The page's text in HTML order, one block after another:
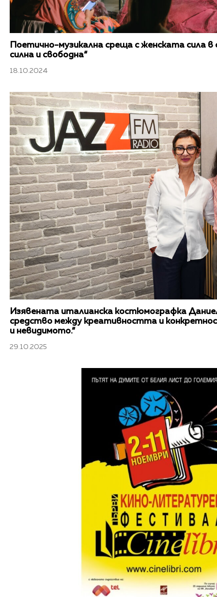
Поетично-музикална среща с женската сила в
силна и свободна“
18.10.2024
Изявената италианска костюмографка
средство между креативността и
и невидимото.“
29.10.2025